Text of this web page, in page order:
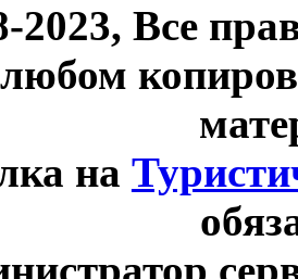
2023, Все
на